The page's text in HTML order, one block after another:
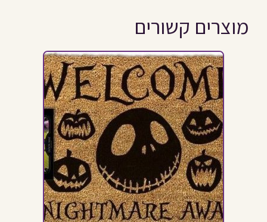
מוצרים קשורים